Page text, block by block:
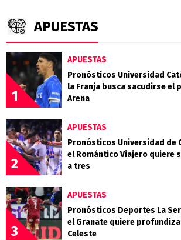
APUESTAS
1
APUESTAS
Pronósticos Universidad
la Franja busca sacudirse el
Arena
2
APUESTAS
Pronósticos Universidad de
el Romántico Viajero quiere
a tres
3
APUESTAS
Pronósticos Deportes La
el Granate quiere
Celeste